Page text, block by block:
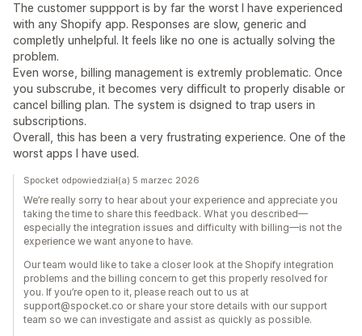
The customer suppport is by far the worst I have experienced
with any Shopify app. Responses are slow, generic and
completly unhelpful. It feels like no one is actually solving the
problem.
Even worse, billing management is extremly problematic. Once
you subscrube, it becomes very difficult to properly disable or
cancel billing plan. The system is dsigned to trap users in
subscriptions.
Overall, this has been a very frustrating experience. One of the
worst apps I have used.
Spocket odpowiedział(a) 5 marzec 2026
We’re really sorry to hear about your experience and appreciate you
taking the time to share this feedback. What you described—
especially the integration issues and difficulty with billing—is not the
experience we want anyone to have.
Our team would like to take a closer look at the Shopify integration
problems and the billing concern to get this properly resolved for
you. If you’re open to it, please reach out to us at
support@spocket.co or share your store details with our support
team so we can investigate and assist as quickly as possible.